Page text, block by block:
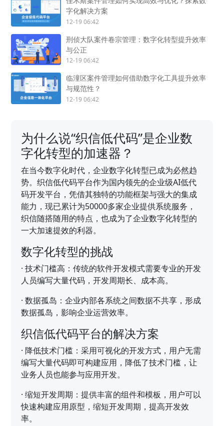
字化解决方案
12-19 06:42
刑侦大队案件卷宗管理：数字化转型提升效率
与公正
12-19 06:42
临潼区案件管理如何借助数字化工具提升效率
与规范性？
12-19 06:42
为什么说“织信低代码”是企业数
字化转型的加速器？
在当今数字化时代，企业数字化转型已成为必然趋
势。织信低代码平台作为国内领先的企业级AI低代
码开发平台，凭借其独特的功能框架与强大的集成
能力，现已累计为50000多家企业提供系统服务，
织信随搭随用的特点，也成为了企业数字化转型的
一大加速提效的利器。
数字化转型的挑战
·技术门槛高：传统的软件开发模式需要专业的开发
人员编写大量代码，开发周期长、成本高。
·数据孤岛：企业内部各系统之间数据不共享，形成
数据孤岛，影响企业运营效率。
织信低代码平台的解决方案
·降低技术门槛：采用可视化的开发方式，用户无需
编写大量代码即可构建应用，降低了技术门槛，让
业务人员也能参与应用开发。
·缩短开发周期：提供丰富的组件和模板，用户可以
快速构建应用原型，缩短开发周期，提高开发效
率。